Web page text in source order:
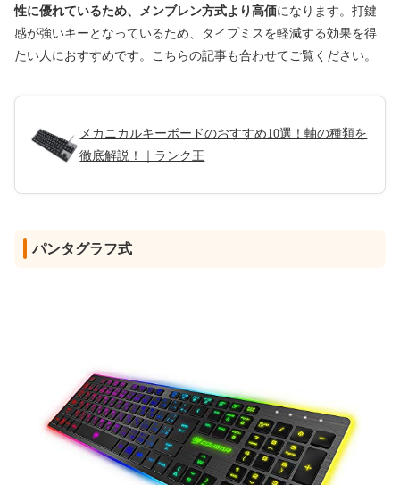
性に優れているため、メンブレン方式より高価になります。打鍵
感が強いキーとなっているため、タイプミスを軽減する効果を得
たい人におすすめです。こちらの記事も合わせてご覧ください。
メカニカルキーボードのおすすめ10選！軸の種類を
徹底解説！｜ランク王
パンタグラフ式